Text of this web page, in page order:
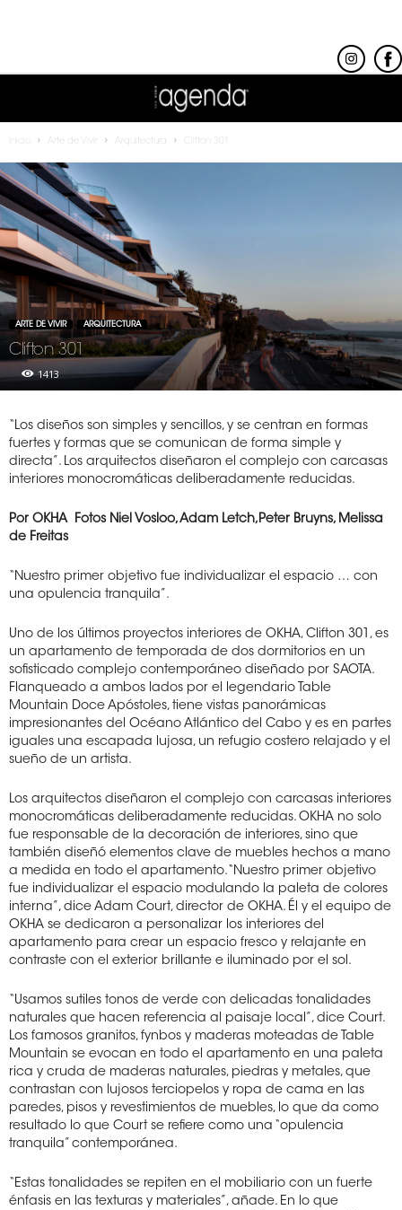
Arte de Vivir Arquitectura Clifton 301
ARTE DE VIVIR ARQUITECTURA
Clifton 301
1413
“Los diseños son simples y sencillos, y se centran en formas
fuertes y formas que se comunican de forma simple y
directa”. Los arquitectos diseñaron el complejo con carcasas
interiores monocromáticas deliberadamente reducidas.
Por OKHA
Fotos Niel Vosloo, Adam Letch,Peter Bruyns, Melissa
de Freitas
“Nuestro primer objetivo fue individualizar el espacio … con
una opulencia tranquila”.
Uno de los últimos proyectos interiores de OKHA, Clifton 301, es
un apartamento de temporada de dos dormitorios en un
sofisticado complejo contemporáneo diseñado por SAOTA.
Flanqueado a ambos lados por el legendario Table
Mountain Doce Apóstoles, tiene vistas panorámicas
impresionantes del Océano Atlántico del Cabo y es en partes
iguales una escapada lujosa, un refugio costero relajado y el
sueño de un artista.
Los arquitectos diseñaron el complejo con carcasas interiores
monocromáticas deliberadamente reducidas. OKHA no solo
fue responsable de la decoración de interiores, sino que
también diseñó elementos clave de muebles hechos a mano
a medida en todo el apartamento. “Nuestro primer objetivo
fue individualizar el espacio modulando la paleta de colores
interna”, dice Adam Court, director de OKHA. Él y el equipo de
OKHA se dedicaron a personalizar los interiores del
apartamento para crear un espacio fresco y relajante en
contraste con el exterior brillante e iluminado por el sol.
“Usamos sutiles tonos de verde con delicadas tonalidades
naturales que hacen referencia al paisaje local”, dice Court.
Los famosos granitos, fynbos y maderas moteadas de Table
Mountain se evocan en todo el apartamento en una paleta
rica y cruda de maderas naturales, piedras y metales, que
contrastan con lujosos terciopelos y ropa de cama en las
paredes, pisos y revestimientos de muebles, lo que da como
resultado lo que Court se refiere como una “opulencia
tranquila” contemporánea.
“Estas tonalidades se repiten en el mobiliario con un fuerte
énfasis en las texturas y materiales”, añade. En lo que